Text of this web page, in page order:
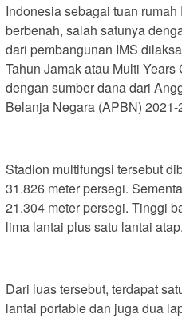
Indonesia sebagai tuan
berbenah, salah satunya
dari pembangunan IMS
Tahun Jamak atau Multi
dengan sumber dana dari
Belanja Negara (APBN) 2021-
Stadion multifungsi tersebut
31.826 meter persegi.
21.304 meter persegi. Tinggi
lima lantai plus satu lantai atap.
Dari luas tersebut, terdapat
lantai portable dan juga dua